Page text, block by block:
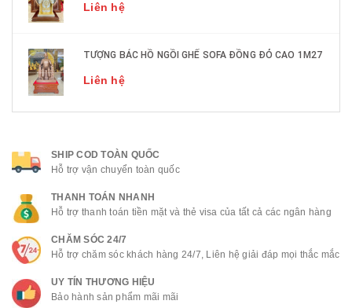
Liên hệ
TƯỢNG BÁC HỒ NGỒI GHẾ SOFA ĐỒNG ĐỎ CAO 1M27
Liên hệ
SHIP COD TOÀN QUỐC
Hỗ trợ vận chuyển toàn quốc
THANH TOÁN NHANH
Hỗ trợ thanh toán tiền mặt và thẻ visa của tất cả các ngân hàng
CHĂM SÓC 24/7
Hỗ trợ chăm sóc khách hàng 24/7, Liên hệ giải đáp mọi thắc mắc
UY TÍN THƯƠNG HIỆU
Bảo hành sản phẩm mãi mãi